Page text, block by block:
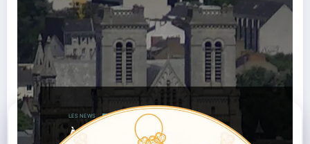
LES NEWS
À Nantes, le quartier Saint-